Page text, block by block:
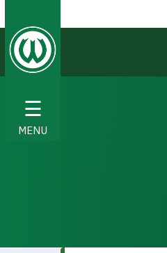
☰
MENU